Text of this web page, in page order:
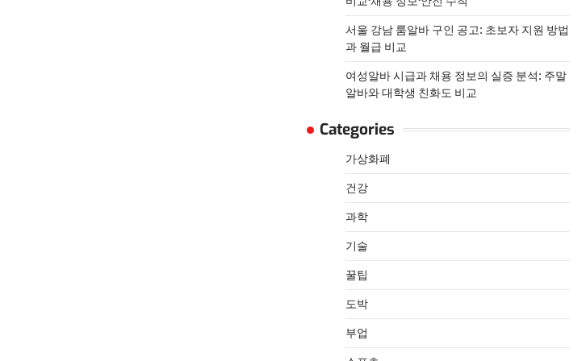
서울 강남 룸알바 구인 공고: 초보자 지원 방법
과 월급 비교
여성알바 시급과 채용 정보의 실증 분석: 주말
알바와 대학생 친화도 비교
Categories
가상화폐
건강
과학
기술
꿀팁
도박
부업